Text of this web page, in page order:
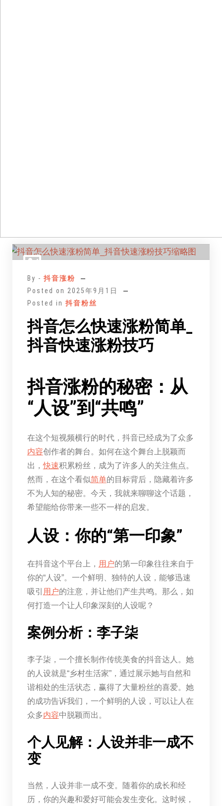
By - 抖音涨粉
Posted on 2025年9月1日
Posted in 抖音粉丝
抖音怎么快速涨粉简单_
抖音快速涨粉技巧
抖音涨粉的秘密：从
“人设”到“共鸣”
在这个短视频横行的时代，抖音已经成为了众多
内容创作者的舞台。如何在这个舞台上脱颖而
出，快速积累粉丝，成为了许多人的关注焦点。
然而，在这个看似简单的目标背后，隐藏着许多
不为人知的秘密。今天，我就来聊聊这个话题，
希望能给你带来一些不一样的启发。
人设：你的“第一印象”
在抖音这个平台上， 用户的第一印象往往来自于
你的“人设”。一个鲜明、独特的人设，能够迅速
吸引 用户的注意，并让他们产生共鸣。那么，如
何打造一个让人印象深刻的人设呢？
案例分析：李子柒
李子柒，一个擅长制作传统美食的抖音达人。她
的人设就是“乡村生活家”，通过展示她与自然和
谐相处的生活状态，赢得了大量粉丝的喜爱。她
的成功告诉我们，一个鲜明的人设，可以让人在
众多内容中脱颖而出。
个人见解：人设并非一成不
变
当然，人设并非一成不变。随着你的成长和经
历，你的兴趣和爱好可能会发生变化。这时候，